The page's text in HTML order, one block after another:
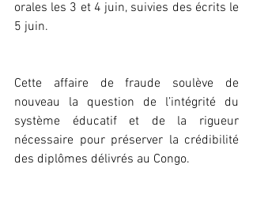
orales les 3 et 4 juin, suivies des écrits le
5 juin.
Cette affaire de fraude soulève de
nouveau la question de l’intégrité du
système éducatif et de la rigueur
nécessaire pour préserver la crédibilité
des diplômes délivrés au Congo.